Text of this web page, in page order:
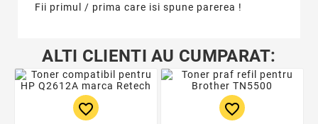
Fii primul / prima care isi spune parerea !
ALTI CLIENTI AU CUMPARAT:
favorite_border favorite_border